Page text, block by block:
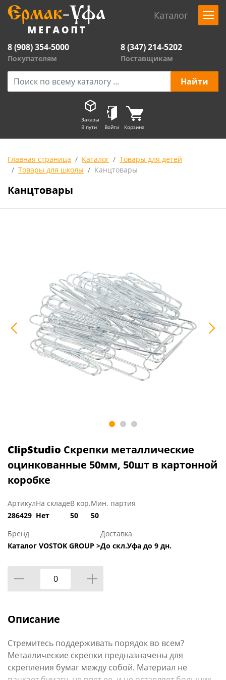
Каталог
8 (908) 354-5000
Покупателям
8 (347) 214-5202
Поставщикам
Заказы
В пути
Войти Корзина
Главная страница Каталог
Товары для детей
Товары для школы
Канцтовары
Канцтовары
ClipStudio Скрепки металлические
оцинкованные 50мм, 50шт в картонной
коробке
Артикул
286429
На складе
Нет
В кор.
50
Мин. партия
50
Бренд
Каталог VOSTOK GROUP >
Доставка
До скл.Уфа до 9 дн.
Описание
Стремитесь поддерживать порядок во всем?
Металлические скрепки предназначены для
скрепления бумаг между собой. Материал не